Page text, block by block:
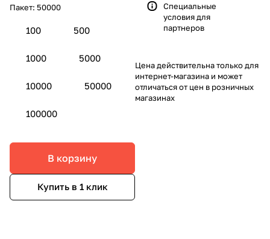
Пакет: 50000
100 500
1000 5000
10000 50000
100000
В корзину
Купить в 1 клик
Специальные
условия для
партнеров
Цена действительна только для
интернет-магазина и может
отличаться от цен в розничных
магазинах